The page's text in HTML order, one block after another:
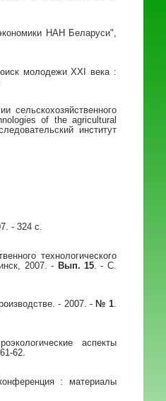
НАН Беларуси",
молодежи XXI века :
сельскохозяйственного
of the agricultural
институт
- 324 с.
технологического
2007. - Вып. 15 . - С.
- 2007. - № 1.
аспекты
62.
: материалы